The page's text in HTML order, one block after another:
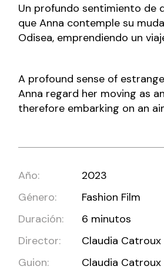
Un profundo sentimiento de
que Anna contemple su
Odisea, emprendiendo un
A profound sense of
Anna regard her moving as
therefore embarking on an
Año:
2023
Género:
Fashion Film
Duración:
6 minutos
Director:
Claudia Catroux
Guion:
Claudia Catroux